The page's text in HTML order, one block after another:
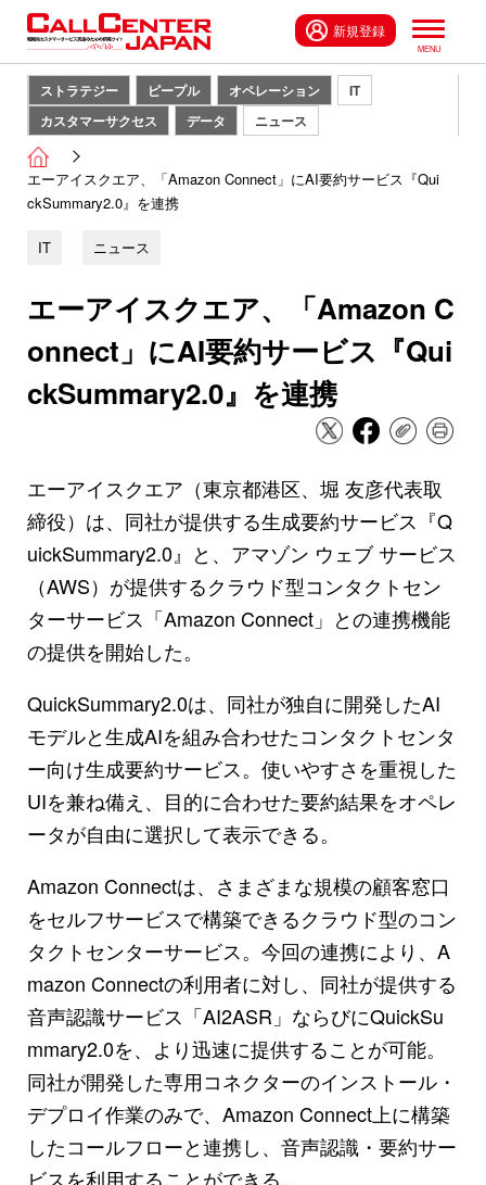
新規登録
ストラテジー ピープル オペレーション
IT
カスタマーサクセス
データ ニュース
エーアイスクエア、「Amazon Connect」にAI要約サービス『Qui
ckSummary2.0』を連携
IT ニュース
エーアイスクエア、「Amazon C
onnect」にAI要約サービス『Qui
ckSummary2.0』を連携
エーアイスクエア（東京都港区、堀 友彦代表取
締役）は、同社が提供する生成要約サービス『Q
uickSummary2.0』と、アマゾン ウェブ サービス
（AWS）が提供するクラウド型コンタクトセン
ターサービス「Amazon Connect」との連携機能
の提供を開始した。
QuickSummary2.0は、同社が独自に開発したAI
モデルと生成AIを組み合わせたコンタクトセンタ
ー向け生成要約サービス。使いやすさを重視した
UIを兼ね備え、目的に合わせた要約結果をオペレ
ータが自由に選択して表示できる。
Amazon Connectは、さまざまな規模の顧客窓口
をセルフサービスで構築できるクラウド型のコン
タクトセンターサービス。今回の連携により、A
mazon Connectの利用者に対し、同社が提供する
音声認識サービス「AI2ASR」ならびにQuickSu
mmary2.0を、より迅速に提供することが可能。
同社が開発した専用コネクターのインストール・
デプロイ作業のみで、Amazon Connect上に構築
したコールフローと連携し、音声認識・要約サー
ビスを利用することができる。